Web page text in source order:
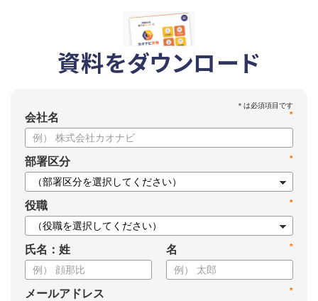
資料をダウンロード
*
会社名
*
部署区分
*
役職
氏名：姓 *
名
*
メールアドレス